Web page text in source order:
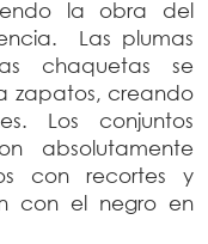
la obra del
Las plumas
chaquetas se
zapatos, creando
Los conjuntos
absolutamente
con recortes y
con el negro en